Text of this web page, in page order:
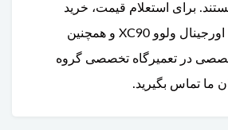
برای استعلام قیمت، خرید
درپوش وسط رینگ اورجینال ولوو XC90 و همچنین
در تعمیرگاه تخصصی گروه
ما تماس بگیرید.